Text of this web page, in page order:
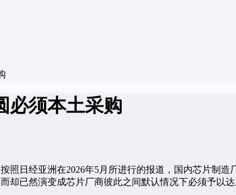
必须本土采购
照日经亚洲在2026年5月所进行的报道，国内芯片制
却已然演变成芯片厂商彼此之间默认情况下必须予以达